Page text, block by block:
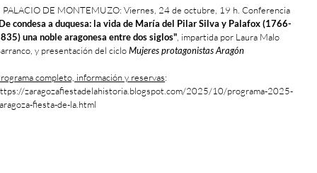
PALACIO DE MONTEMUZO: Viernes, 24 de octubre, 19 h. Conferencia
condesa a duquesa: la vida de María del Pilar Silva y Palafox (1766-
una noble aragonesa entre dos siglos" , impartida por Laura Malo
y presentación del cicloMujeres protagonistas Aragón
completo, información y reservas:
zaragozafiestadelahistoria.blogspot.com/2025/10/programa-2025-
fiesta-de-la.html